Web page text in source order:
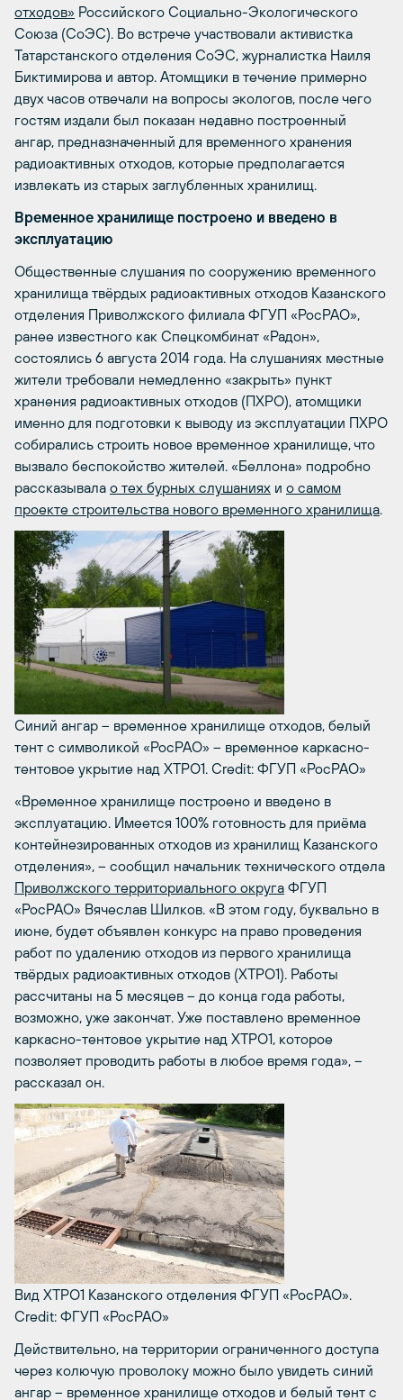
отходов» Российского Социально-Экологического
Союза (СоЭС). Во встрече участвовали активистка
Татарстанского отделения СоЭС, журналистка Наиля
Биктимирова и автор. Атомщики в течение примерно
двух часов отвечали на вопросы экологов, после чего
гостям издали был показан недавно построенный
ангар, предназначенный для временного хранения
радиоактивных отходов, которые предполагается
извлекать из старых заглубленных хранилищ.
Временное хранилище построено и введено в
эксплуатацию
Общественные слушания по сооружению временного
хранилища твёрдых радиоактивных отходов Казанского
отделения Приволжского филиала ФГУП «РосРАО»,
ранее известного как Спецкомбинат «Радон»,
состоялись 6 августа 2014 года. На слушаниях местные
жители требовали немедленно «закрыть» пункт
хранения радиоактивных отходов (ПХРО), атомщики
именно для подготовки к выводу из эксплуатации ПХРО
собирались строить новое временное хранилище, что
вызвало беспокойство жителей. «Беллона» подробно
рассказывала о тех бурных слушаниях и о самом
проекте строительства нового временного хранилища.
Синий ангар – временное хранилище отходов, белый
тент с символикой «РосРАО» – временное каркасно-
тентовое укрытие над ХТРО1. Credit: ФГУП «РосРАО»
«Временное хранилище построено и введено в
эксплуатацию. Имеется 100% готовность для приёма
контейнезированных отходов из хранилищ Казанского
отделения», – сообщил начальник технического отдела
Приволжского территориального округа ФГУП
«РосРАО» Вячеслав Шилков. «В этом году, буквально в
июне, будет объявлен конкурс на право проведения
работ по удалению отходов из первого хранилища
твёрдых радиоактивных отходов (ХТРО1). Работы
рассчитаны на 5 месяцев – до конца года работы,
возможно, уже закончат. Уже поставлено временное
каркасно-тентовое укрытие над ХТРО1, которое
позволяет проводить работы в любое время года», –
рассказал он.
Вид ХТРО1 Казанского отделения ФГУП «РосРАО».
Credit: ФГУП «РосРАО»
Действительно, на территории ограниченного доступа
через колючую проволоку можно было увидеть синий
ангар – временное хранилище отходов и белый тент с